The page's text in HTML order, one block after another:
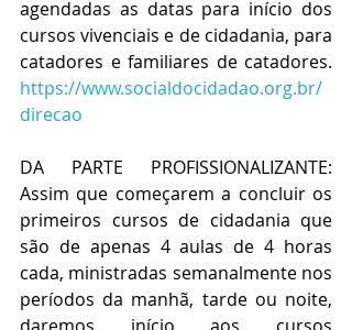
agendadas as datas para início dos
cursos vivenciais e de cidadania, para
https://www.socialdocidadao.org.br/
direcao
DA PARTE PROFISSIONALIZANTE:
Assim que começarem a concluir os
primeiros cursos de cidadania que
são de apenas 4 aulas de 4 horas
cada, ministradas semanalmente nos
períodos da manhã, tarde ou noite,